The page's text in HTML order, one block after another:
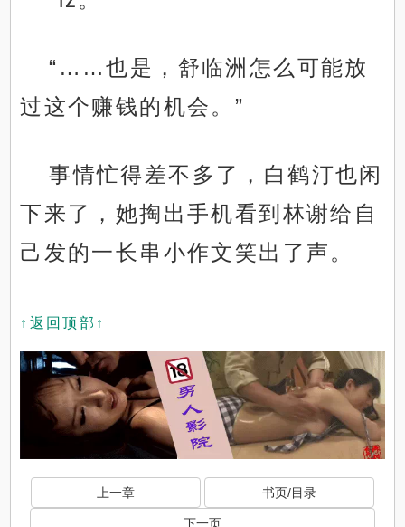
“……也是，舒临洲怎么可能放
过这个赚钱的机会。”
事情忙得差不多了，白鹤汀也闲
下来了，她掏出手机看到林谢给自
己发的一长串小作文笑出了声。
↑返回顶部↑
上一章 书页/目录
下一页